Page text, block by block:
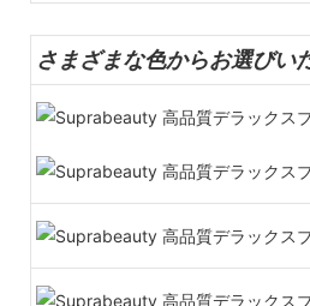
さまざまな色からお選びい